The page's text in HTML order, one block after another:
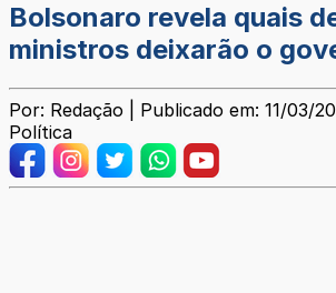
Bolsonaro revela quais
ministros deixarão o
Por: Redação | Publicado em: 11/03/
Política